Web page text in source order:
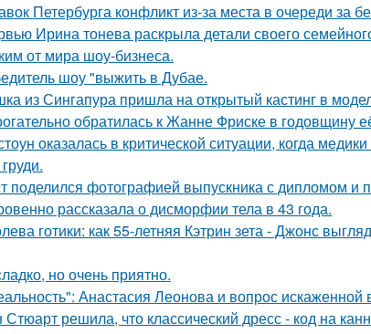
Петербурга конфликт из-за места в очереди за
Ирина тонева раскрыла детали своего
от мира шоу-бизнеса.
шоу "выжить в Дубае.
из Сингапура пришла на открытый кастинг в
обратилась к Жанне Фриске в годовщину
оказалась в критической ситуации, когда
поделился фотографией выпускника с дипломом и
рассказала о дисморфии тела в 43 года.
готики: как 55-летняя Кэтрин зета - Джонс
но очень приятно.
Анастасия Леонова и вопрос искаженной
Стюарт решила, что классический дресс - код на